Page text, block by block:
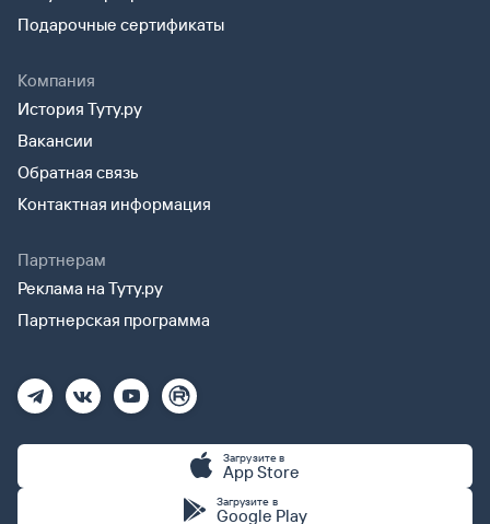
Подарочные сертификаты
Компания
История Туту.ру
Вакансии
Обратная связь
Контактная информация
Партнерам
Реклама на Туту.ру
Партнерская программа
Загрузите в
App Store
Загрузите в
Google Play